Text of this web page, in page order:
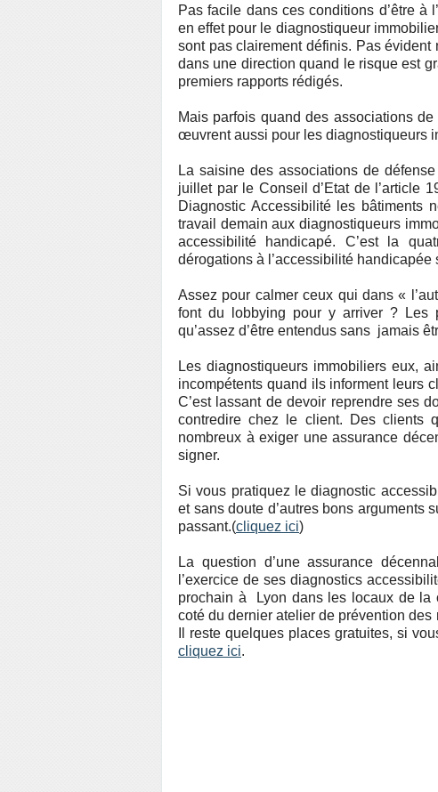
Pas facile dans ces conditions d’être à
en effet pour le diagnostiqueur
sont pas clairement définis. Pas évident
dans une direction quand le risque est
premiers rapports rédigés.
Mais parfois quand des associations
œuvrent aussi pour les diagnostiqueurs
La saisine des associations de
juillet par le Conseil d’Etat de l’article
Diagnostic Accessibilité les bâtiments
travail demain aux diagnostiqueurs
accessibilité handicapé. C’est la
dérogations à l’accessibilité handicapée
Assez pour calmer ceux qui dans «
font du lobbying pour y arriver ? Les
qu’assez d’être entendus sans jamais
Les diagnostiqueurs immobiliers eux,
incompétents quand ils informent leurs
C’est lassant de devoir reprendre ses
contredire chez le client. Des
nombreux à exiger une assurance
signer.
Si vous pratiquez le diagnostic
et sans doute d’autres bons arguments
passant.(cliquez ici)
La question d’une assurance
l’exercice de ses diagnostics
prochain à Lyon dans les locaux de la
coté du dernier atelier de prévention des
Il reste quelques places gratuites, si
cliquez ici.